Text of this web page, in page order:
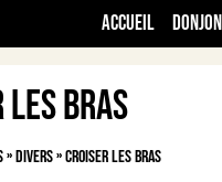
Accueil
les bras
»Divers»Croiser les bras